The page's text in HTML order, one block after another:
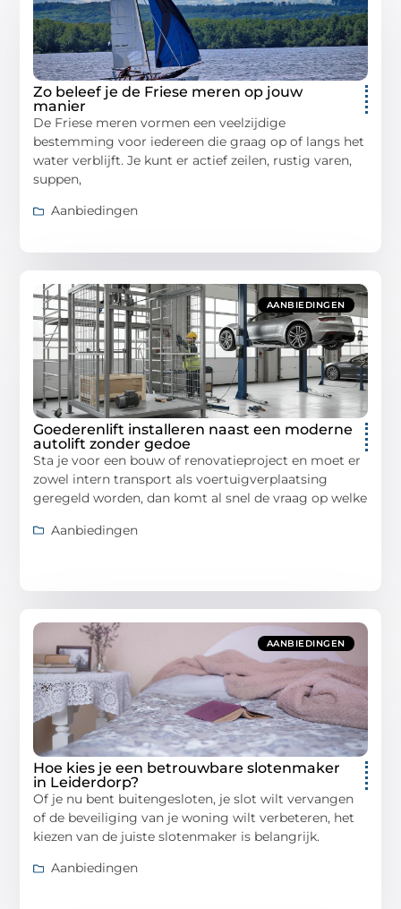
Zo beleef je de Friese meren op jouw
manier
De Friese meren vormen een veelzijdige
bestemming voor iedereen die graag op of langs het
water verblijft. Je kunt er actief zeilen, rustig varen,
suppen,
Aanbiedingen
AANBIEDINGEN
Goederenlift installeren naast een moderne
autolift zonder gedoe
Sta je voor een bouw of renovatieproject en moet er
zowel intern transport als voertuigverplaatsing
geregeld worden, dan komt al snel de vraag op welke
Aanbiedingen
AANBIEDINGEN
Hoe kies je een betrouwbare slotenmaker
in Leiderdorp?
Of je nu bent buitengesloten, je slot wilt vervangen
of de beveiliging van je woning wilt verbeteren, het
kiezen van de juiste slotenmaker is belangrijk.
Aanbiedingen